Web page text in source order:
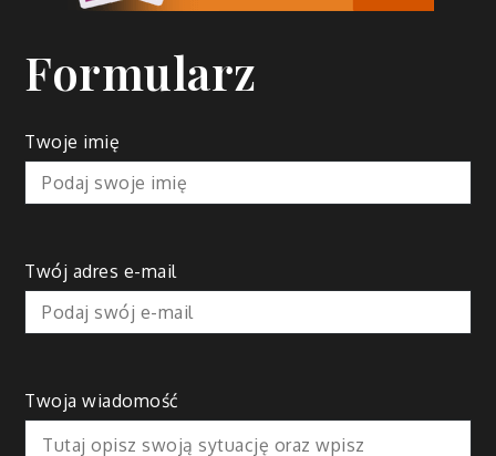
Formularz
Twoje imię
Twój adres e-mail
Twoja wiadomość